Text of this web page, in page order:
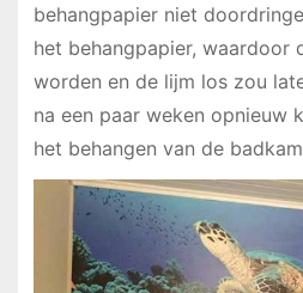
behangpapier niet
het behangpapier, waardoor
worden en de lijm los zou
na een paar weken opnieuw
het behangen van de